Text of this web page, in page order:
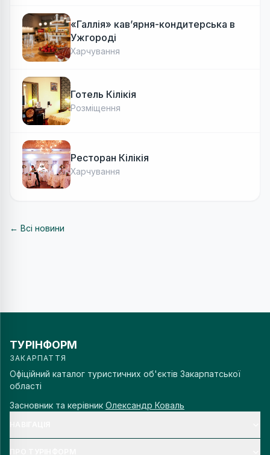
«Галлія» кав’ярня-кондитерська в
Ужгороді
Харчування
Готель Кілікія
Розміщення
Ресторан Кілікія
Харчування
← Всі новини
ТУРІНФОРМ
ЗАКАРПАТТЯ
Офіційний каталог туристичних об'єктів Закарпатської
області
Засновник та керівник Олександр Коваль